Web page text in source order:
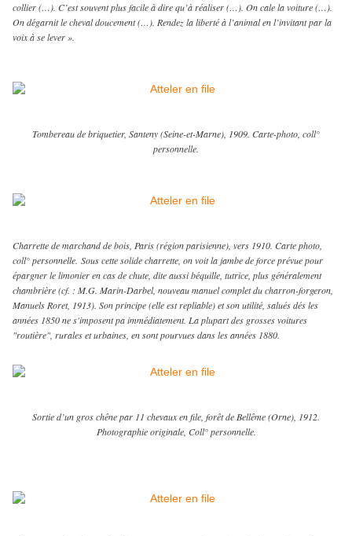
collier (…). C’est souvent plus facile à dire qu’à réaliser (…). On cale la voiture (…).
On dégarnit le cheval doucement (…). Rendez la liberté à l’animal en l’invitant par la
voix à se lever ».
Tombereau de briquetier, Santeny (Seine-et-Marne), 1909. Carte-photo, coll°
personnelle.
Charrette de marchand de bois, Paris (région parisienne), vers 1910. Carte photo,
coll° personnelle. Sous cette solide charrette, on voit la jambe de force prévue pour
épargner le limonier en cas de chute, dite aussi béquille, tutrice, plus généralement
chambrière (cf. : M.G. Marin-Darbel, nouveau manuel complet du charron-forgeron,
Manuels Roret, 1913). Son principe (elle est repliable) et son utilité, salués dés les
années 1850 ne s'imposent pa immédiatement. La plupart des grosses voitures
"routière", rurales et urbaines, en sont pourvues dans les années 1880.
Sortie d’un gros chêne par 11 chevaux en file, forêt de Bellême (Orne), 1912.
Photographie originale, Coll° personnelle.